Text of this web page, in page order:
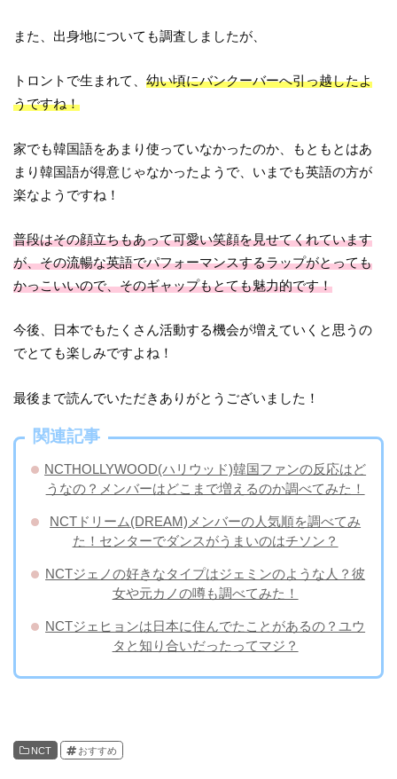
また、出身地についても調査しましたが、
トロントで生まれて、幼い頃にバンクーバーへ引っ越したよ
うですね！
家でも韓国語をあまり使っていなかったのか、もともとはあ
まり韓国語が得意じゃなかったようで、いまでも英語の方が
楽なようですね！
普段はその顔立ちもあって可愛い笑顔を見せてくれています
が、その流暢な英語でパフォーマンスするラップがとっても
かっこいいので、そのギャップもとても魅力的です！
今後、日本でもたくさん活動する機会が増えていくと思うの
でとても楽しみですよね！
最後まで読んでいただきありがとうございました！
関連記事
NCTHOLLYWOOD(ハリウッド)韓国ファンの反応はど
うなの？メンバーはどこまで増えるのか調べてみた！
NCTドリーム(DREAM)メンバーの人気順を調べてみ
た！センターでダンスがうまいのはチソン？
NCTジェノの好きなタイプはジェミンのような人？彼
女や元カノの噂も調べてみた！
NCTジェヒョンは日本に住んでたことがあるの？ユウ
タと知り合いだったってマジ？
NCT おすすめ